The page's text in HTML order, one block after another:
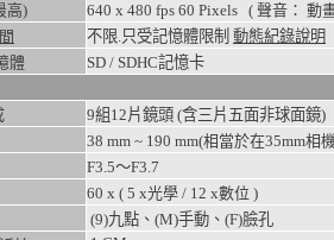
高)
640 x 480 fps 60 Pixels ( 聲音： 動
不限.只受記憶體限制 動態紀錄說明
體
SD / SDHC記憶卡
9組12片鏡頭 (含三片五面非球面
38 mm ~ 190 mm(相當於在35mm相
F3.5～F3.7
60 x ( 5 x光學 / 12 x數位 )
(9)九點、(M)手動、(F)臉孔